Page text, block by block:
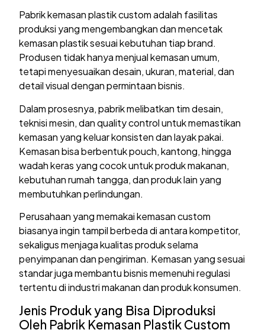
Pabrik kemasan plastik custom adalah fasilitas
produksi yang mengembangkan dan mencetak
kemasan plastik sesuai kebutuhan tiap brand.
Produsen tidak hanya menjual kemasan umum,
tetapi menyesuaikan desain, ukuran, material, dan
detail visual dengan permintaan bisnis.
Dalam prosesnya, pabrik melibatkan tim desain,
teknisi mesin, dan quality control untuk memastikan
kemasan yang keluar konsisten dan layak pakai.
Kemasan bisa berbentuk pouch, kantong, hingga
wadah keras yang cocok untuk produk makanan,
kebutuhan rumah tangga, dan produk lain yang
membutuhkan perlindungan.
Perusahaan yang memakai kemasan custom
biasanya ingin tampil berbeda di antara kompetitor,
sekaligus menjaga kualitas produk selama
penyimpanan dan pengiriman. Kemasan yang sesuai
standar juga membantu bisnis memenuhi regulasi
tertentu di industri makanan dan produk konsumen.
Jenis Produk yang Bisa Diproduksi
Oleh Pabrik Kemasan Plastik Custom